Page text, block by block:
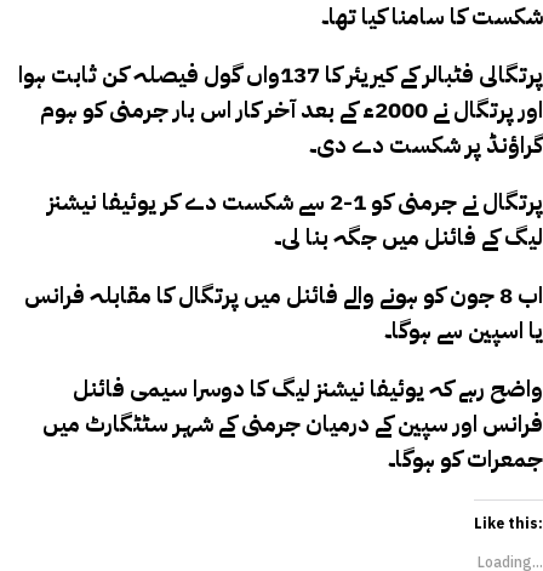
شکست کا سامنا کیا تھا۔
پرتگالی فٹبالر کے کیریئر کا 137واں گول فیصلہ کن ثابت ہوا
اور پرتگال نے 2000ء کے بعد آخر کار اس بار جرمنی کو ہوم
گراؤنڈ پر شکست دے دی۔
پرتگال نے جرمنی کو 1-2 سے شکست دے کر یوئیفا نیشنز
لیگ کے فائنل میں جگہ بنا لی۔
اب 8 جون کو ہونے والے فائنل میں پرتگال کا مقابلہ فرانس
یا اسپین سے ہوگا۔
واضح رہے کہ یوئیفا نیشنز لیگ کا دوسرا سیمی فائنل
فرانس اور سپین کے درمیان جرمنی کے شہر سٹٹگارٹ میں
جمعرات کو ہوگا۔
Like this:
Loading...